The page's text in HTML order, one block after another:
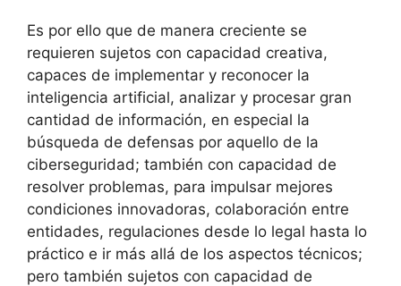
Es por ello que de manera creciente se
requieren sujetos con capacidad creativa,
capaces de implementar y reconocer la
inteligencia artificial, analizar y procesar gran
cantidad de información, en especial la
búsqueda de defensas por aquello de la
ciberseguridad; también con capacidad de
resolver problemas, para impulsar mejores
condiciones innovadoras, colaboración entre
entidades, regulaciones desde lo legal hasta lo
práctico e ir más allá de los aspectos técnicos;
pero también sujetos con capacidad de